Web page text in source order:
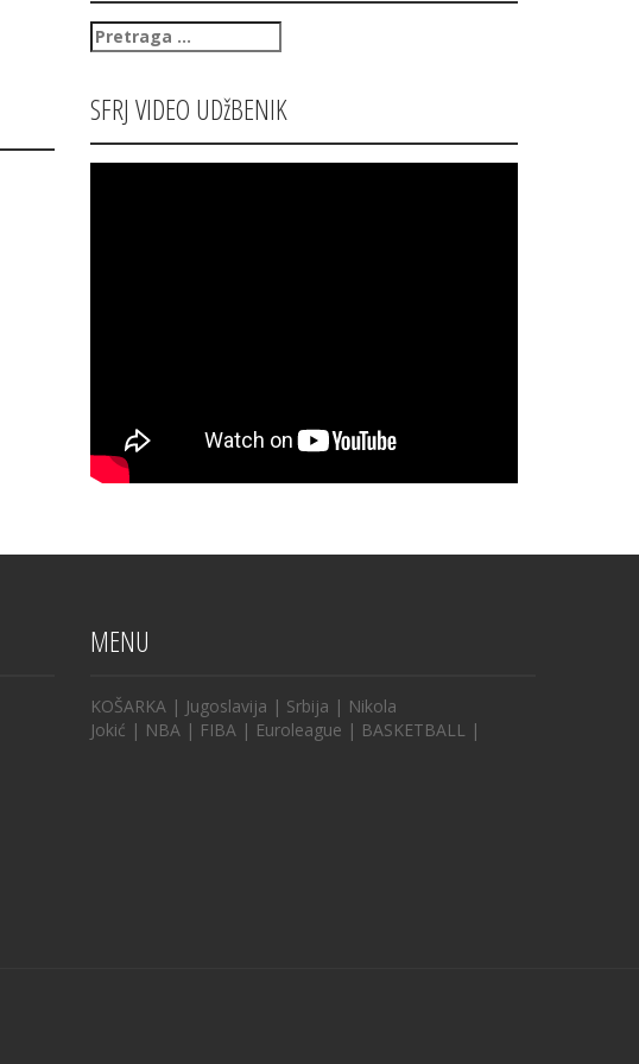
Pretraga
za:
SFRJ VIDEO UDžBENIK
MENU
KOŠARKA | Jugoslavija | Srbija | Nikola
Jokić | NBA | FIBA | Euroleague | BASKETBALL |